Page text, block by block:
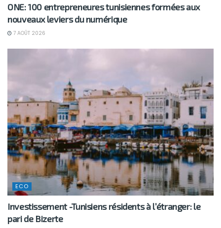
ONE: 100 entrepreneures tunisiennes formées aux
nouveaux leviers du numérique
7 AOÛT 2026
ECO
Investissement -Tunisiens résidents à l’étranger: le
pari de Bizerte